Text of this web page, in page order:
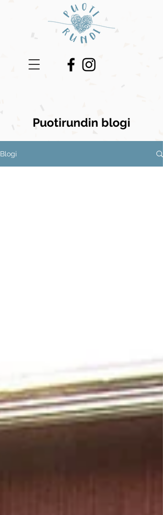
Puotirundin blogi
Blogi